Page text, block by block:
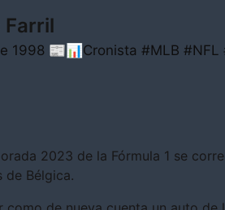
Farril
1998 📰📊Cronista #MLB
2023 de la Fórmula 1 se
de Bélgica.